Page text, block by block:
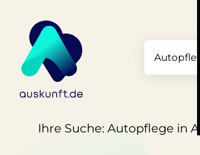
Ihre Suche: Autopflege in